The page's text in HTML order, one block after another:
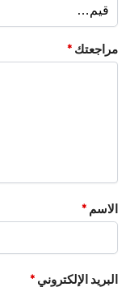
مراجعتك *
الاسم *
البريد الإلكتروني *